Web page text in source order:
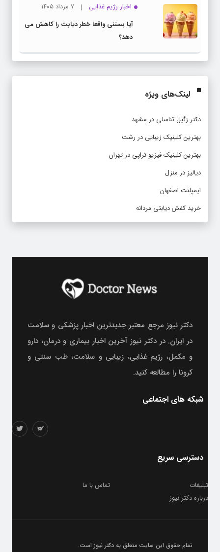
اخبار رژیم غذایی
۷ مرداد ۱۴۰۵
آیا بستنی واقعا خطر دیابت را کاهش می
دهد؟
لینک‌های ویژه
دکتر زگیل تناسلی در مشهد
بهترین کلینیک زیبایی در رشت
بهترین کلینیک فیزیو تراپی در تهران
دیالیز در منزل
ایمپلنت اصفهان
خرید کفش دیابتی مردانه
دکتر نیوز مرجع معتبر جدیدترین اخبار پزشکی و سلامت
در ایران. در دکتر نیوز آخرین اخبار بیماری و درمان، دارو
و مکمل، رژیم غذایی، زیبایی و سلامت، طب سنتی و
کرونا را مطالعه کنید.
شبکه های اجتماعی
دسترسی سریع
تبلیغات
تماس با ما
درباره دکتر نیوز
تمام حقوق این سایت متعلق به دکتر نیوز است.